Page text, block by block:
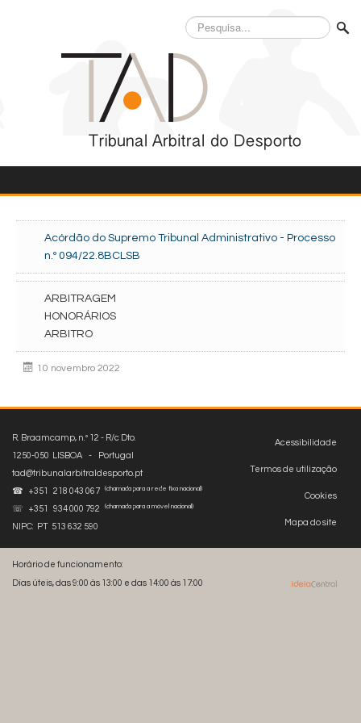
Pesquisa...
Acórdão do Supremo Tribunal Administrativo - Processo
n.º 094/22.8BCLSB
ARBITRAGEM
HONORÁRIOS
ARBITRO
10 novembro 2022
Acessibilidade
Termos de utilização
Cookies
Mapa do site
R. Braamcamp, n.º 12 - R/c Dto.
1250-050 LISBOA - Portugal
tad@tribunalarbitraldesporto.pt
☎ +351 218 043 067
(chamada para a rede fixa nacional)
☏ +351 934 000 792 (chamada para a móvel nacional)
NIPC: PT 513 632 590
Horário de funcionamento:
Dias úteis, das 9:00 às 13:00 e das 14:00 às 17:00